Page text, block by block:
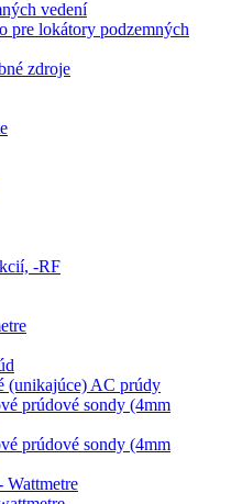
vedení
pre lokátory podzemných
zdroje
-RF
(unikajúce) AC prúdy
prúdové sondy (4mm
prúdové sondy (4mm
Wattmetre